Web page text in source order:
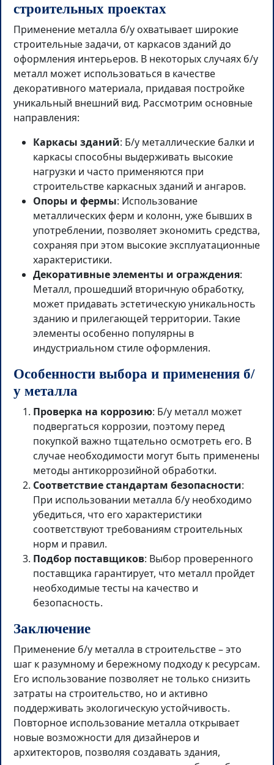
строительных проектах
Применение металла б/у охватывает широкие
строительные задачи, от каркасов зданий до
оформления интерьеров. В некоторых случаях б/у
металл может использоваться в качестве
декоративного материала, придавая постройке
уникальный внешний вид. Рассмотрим основные
направления:
Каркасы зданий: Б/у металлические балки и
каркасы способны выдерживать высокие
нагрузки и часто применяются при
строительстве каркасных зданий и ангаров.
Опоры и фермы: Использование
металлических ферм и колонн, уже бывших в
употреблении, позволяет экономить средства,
сохраняя при этом высокие эксплуатационные
характеристики.
Декоративные элементы и ограждения:
Металл, прошедший вторичную обработку,
может придавать эстетическую уникальность
зданию и прилегающей территории. Такие
элементы особенно популярны в
индустриальном стиле оформления.
Особенности выбора и применения б/
у металла
Проверка на коррозию: Б/у металл может
подвергаться коррозии, поэтому перед
покупкой важно тщательно осмотреть его. В
случае необходимости могут быть применены
методы антикоррозийной обработки.
Соответствие стандартам безопасности:
При использовании металла б/у необходимо
убедиться, что его характеристики
соответствуют требованиям строительных
норм и правил.
Подбор поставщиков: Выбор проверенного
поставщика гарантирует, что металл пройдет
необходимые тесты на качество и
безопасность.
Заключение
Применение б/у металла в строительстве – это
шаг к разумному и бережному подходу к ресурсам.
Его использование позволяет не только снизить
затраты на строительство, но и активно
поддерживать экологическую устойчивость.
Повторное использование металла открывает
новые возможности для дизайнеров и
архитекторов, позволяя создавать здания,